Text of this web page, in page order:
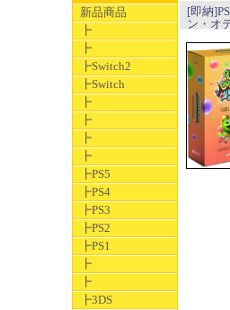
新品商品
┣
┣
┣Switch2
┣Switch
┣
┣
┣
┣
┣PS5
┣PS4
┣PS3
┣PS2
┣PS1
┣
┣
┣3DS
[即納
ン・オ